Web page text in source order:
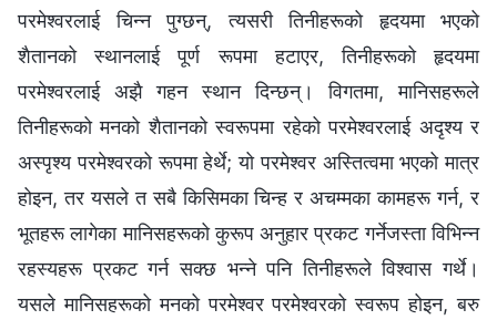
परमेश्‍वरलाई चिन्‍न पुग्छन्, त्यसरी तिनीहरूको हृदयमा भएको
शैतानको स्थानलाई पूर्ण रूपमा हटाएर, तिनीहरूको हृदयमा
परमेश्‍वरलाई अझै गहन स्थान दिन्छन्। विगतमा, मानिसहरूले
तिनीहरूको मनको शैतानको स्वरूपमा रहेको परमेश्‍वरलाई अदृश्य र
अस्पृश्य परमेश्‍वरको रूपमा हेर्थे; यो परमेश्‍वर अस्तित्वमा भएको मात्र
होइन, तर यसले त सबै किसिमका चिन्‍ह र अचम्‍मका कामहरू गर्न, र
भूतहरू लागेका मानिसहरूको कुरूप अनुहार प्रकट गर्नेजस्ता विभिन्‍न
रहस्यहरू प्रकट गर्न सक्छ भन्‍ने पनि तिनीहरूले विश्‍वास गर्थे।
यसले मानिसहरूको मनको परमेश्‍वर परमेश्‍वरको स्वरूप होइन, बरु